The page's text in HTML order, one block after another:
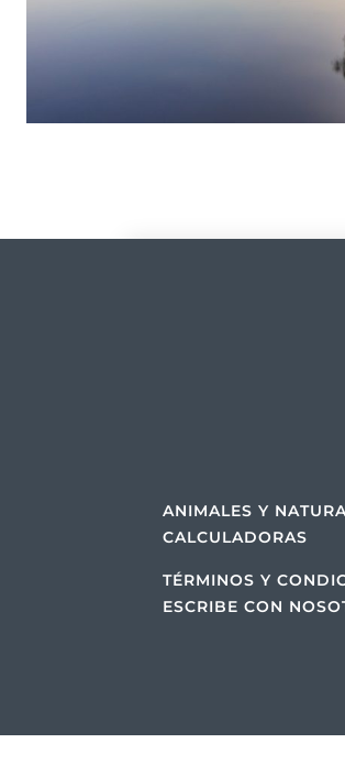
ANIMALES Y
CALCULADORAS
TÉRMINOS Y
ESCRIBE CON